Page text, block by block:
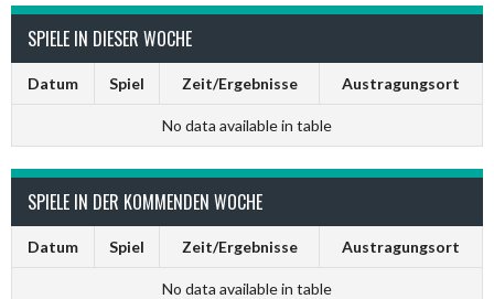
SPIELE IN DIESER WOCHE
Datum Spiel Zeit/Ergebnisse Austragungsort
No data available in table
SPIELE IN DER KOMMENDEN WOCHE
Datum Spiel Zeit/Ergebnisse Austragungsort
No data available in table